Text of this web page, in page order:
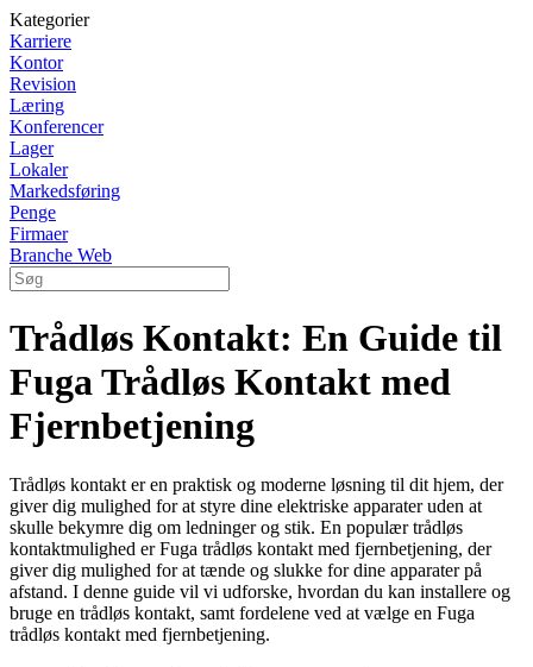
Kategorier
Karriere
Kontor
Revision
Læring
Konferencer
Lager
Lokaler
Markedsføring
Penge
Firmaer
Branche Web
Trådløs Kontakt: En Guide til
Fuga Trådløs Kontakt med
Fjernbetjening
Trådløs kontakt er en praktisk og moderne løsning til dit hjem, der
giver dig mulighed for at styre dine elektriske apparater uden at
skulle bekymre dig om ledninger og stik. En populær trådløs
kontaktmulighed er Fuga trådløs kontakt med fjernbetjening, der
giver dig mulighed for at tænde og slukke for dine apparater på
afstand. I denne guide vil vi udforske, hvordan du kan installere og
bruge en trådløs kontakt, samt fordelene ved at vælge en Fuga
trådløs kontakt med fjernbetjening.